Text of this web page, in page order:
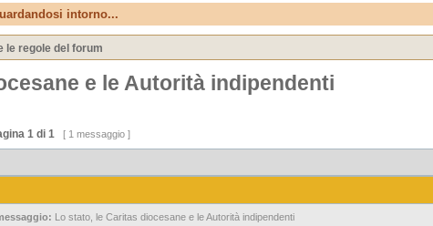
intorno...
le regole del forum
e le Autorità indipendenti
1 di 1 [ 1 messaggio ]
Lo stato, le Caritas diocesane e le Autorità indipendenti